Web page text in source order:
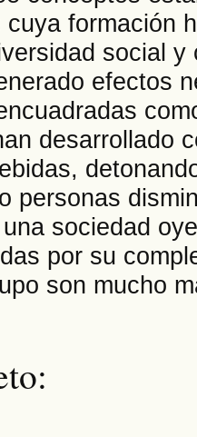
formación
social
efectos
desarrollado
personas
sociedad
por su
son mucho